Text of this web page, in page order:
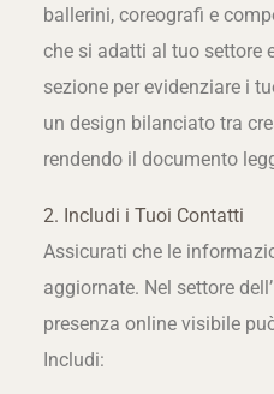
ballerini, coreografi e
che si adatti al tuo settore
sezione per evidenziare i
un design bilanciato tra
rendendo il documento
2. Includi i Tuoi Contatti
Assicurati che le
aggiornate. Nel settore
presenza online visibile
Includi: